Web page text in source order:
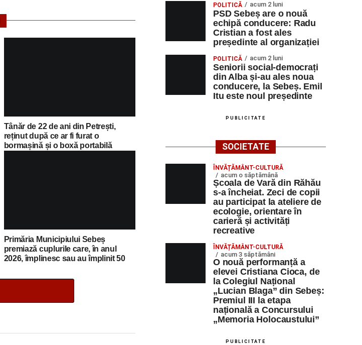
Tânăr de 22 de ani din Petrești,
reținut după ce ar fi furat o
bormașină și o boxă portabilă
Primăria Municipiului Sebeș
premiază cuplurile care, în anul
2026, împlinesc sau au împlinit 50
POLITICĂ acum 2 luni
PSD Sebeș are o nouă
echipă conducere: Radu
Cristian a fost ales
președinte al organizației
POLITICĂ acum 2 luni
Seniorii social-democrați
din Alba și-au ales noua
conducere, la Sebeș. Emil
Itu este noul președinte
PUBLICITATE
SOCIETATE
ÎNVĂȚĂMÂNT-CULTURĂ
acum o săptămână
Școala de Vară din Răhău
s-a încheiat. Zeci de copii
au participat la ateliere de
ecologie, orientare în
carieră și activități
recreative
ÎNVĂȚĂMÂNT-CULTURĂ
acum 3 săptămâni
O nouă performanță a
elevei Cristiana Cioca, de
la Colegiul Național
„Lucian Blaga” din Sebeș:
Premiul III la etapa
națională a Concursului
„Memoria Holocaustului”
PUBLICITATE